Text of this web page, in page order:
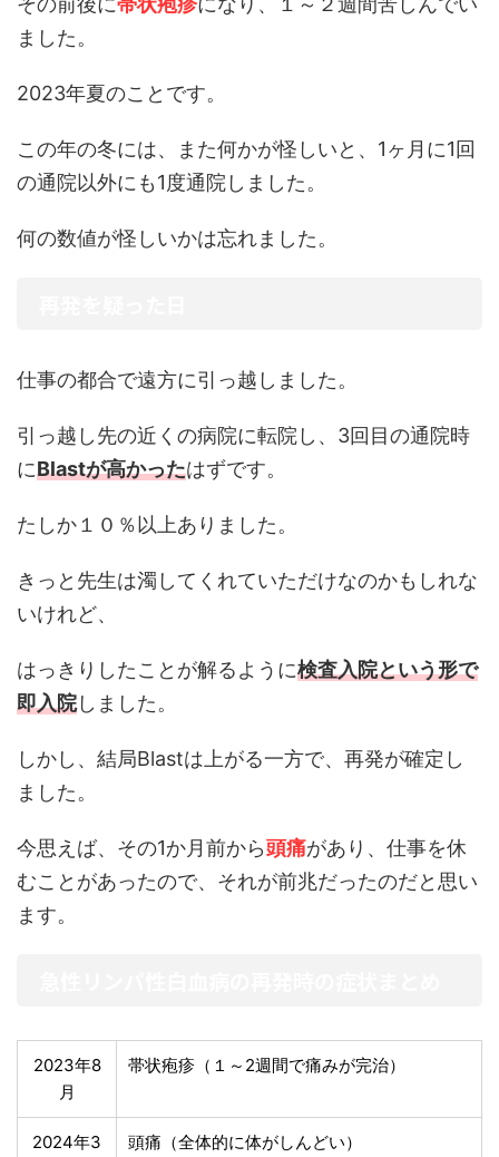
ました。
2023年夏のことです。
この年の冬には、また何かが怪しいと、1ヶ月に1回
の通院以外にも1度通院しました。
何の数値が怪しいかは忘れました。
仕事の都合で遠方に引っ越しました。
引っ越し先の近くの病院に転院し、3回目の通院時
にBlastが高かったはずです。
たしか１０％以上ありました。
きっと先生は濁してくれていただけなのかもしれな
いけれど、
はっきりしたことが解るように検査入院という形で
即入院しました。
しかし、結局Blastは上がる一方で、再発が確定し
ました。
今思えば、その1か月前から頭痛があり、仕事を休
むことがあったので、それが前兆だったのだと思い
ます。
2023年8
月
帯状疱疹（１～2週間で痛みが完治）
2024年3 頭痛（全体的に体がしんどい）